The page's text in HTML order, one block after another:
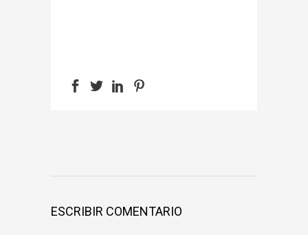
ESCRIBIR COMENTARIO